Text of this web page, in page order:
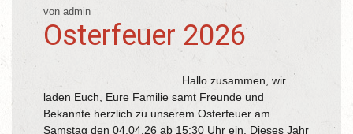
von admin
Osterfeuer 2026
Hallo zusammen, wir
laden Euch, Eure Familie samt Freunde und
Bekannte herzlich zu unserem Osterfeuer am
Samstag den 04.04.26 ab 15:30 Uhr ein. Dieses Jahr